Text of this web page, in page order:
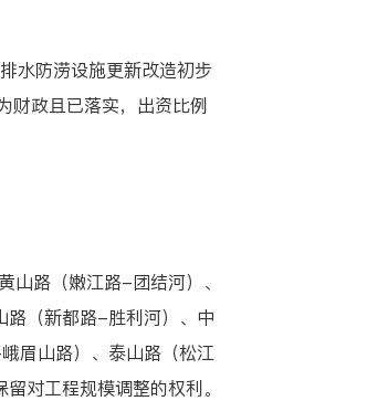
水防涝设施更新改造初步
财政且已落实，出资比例
路（嫩江路-团结河）、
（新都路-胜利河）、中
眉山路）、泰山路（松江
对工程规模调整的权利。